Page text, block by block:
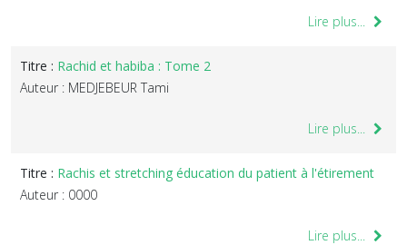
Lire plus...
Titre : Rachid et habiba : Tome 2
Auteur : MEDJEBEUR Tami
Lire plus...
Titre : Rachis et stretching éducation du patient à l'étirement
Auteur : 0000
Lire plus...